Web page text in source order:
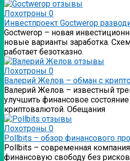
Лохотроны 0
Инвестпроект Goctwerop
Goctwerop – новая
новые варианты заработка.
работает безотказно.
Лохотроны 0
Валерий Желов – обман с
Валерий Желов – известный
улучшить финансовое
криптовалютой. Обещания
Лохотроны 0
Pollbits – обзор финансового
Pollbits – современная
финансовую свободу без